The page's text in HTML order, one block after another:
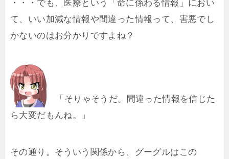
・・・でも、医療という「命に係わる情報」におい
て、いい加減な情報や間違った情報って、害悪でし
かないのはお分かりですよね？
「そりゃそうだ。間違った情報を信じた
ら大変だもんね。」
その通り。そういう関係から、グーグルはこの